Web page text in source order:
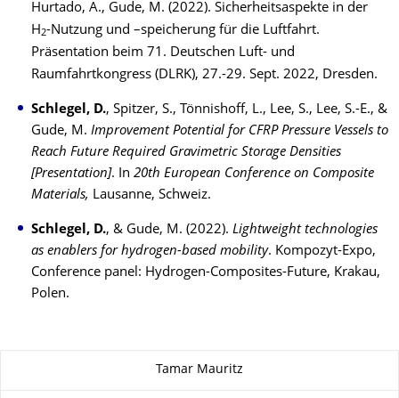
Hurtado, A., Gude, M. (2022). Sicherheitsaspekte in der
H2-Nutzung und –speicherung für die Luftfahrt.
Präsentation beim 71. Deutschen Luft- und
Raumfahrtkongress (DLRK), 27.-29. Sept. 2022, Dresden.
Schlegel, D., Spitzer, S., Tönnishoff, L., Lee, S., Lee, S.-E., &
Gude, M. Improvement Potential for CFRP Pressure Vessels to
Reach Future Required Gravimetric Storage Densities
[Presentation]. In 20th European Conference on Composite
Materials, Lausanne, Schweiz.
Schlegel, D., & Gude, M. (2022). Lightweight technologies
as enablers for hydrogen-based mobility. Kompozyt-Expo,
Conference panel: Hydrogen-Composites-Future, Krakau,
Polen.
Tamar Mauritz